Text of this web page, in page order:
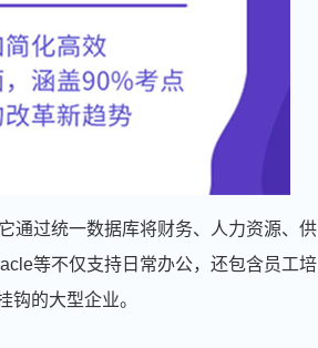
通过统一数据库将财务、人力资源、供
等不仅支持日常办公，还包含员工培
的大型企业。